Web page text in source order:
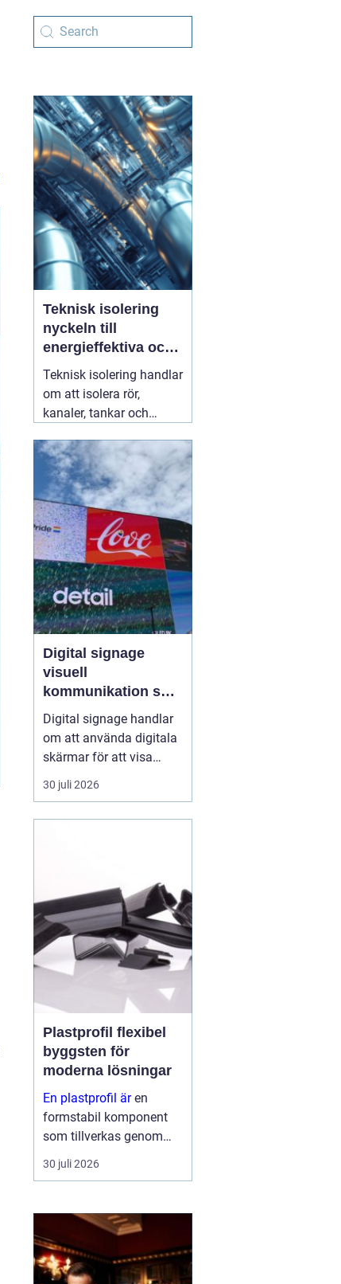
Teknisk isolering
nyckeln till
energieffektiva och
säkra installationer
Teknisk isolering handlar
om att isolera rör,
kanaler, tankar och
byggnader och
industrier. Syftet är att
spara energi, skapa
jämnare inomhusklimat
och öka säkerheten. När
företag arbetar
strukturerat07 augusti
2026
Digital signage
visuell
kommunikation som
fångar blicken
Digital signage handlar
om att använda digitala
skärmar för att visa
rörlig bild, text och grafik
på ett sätt som
offentliga platser
ersätter digitala skärmar
allt oftare...
30 juli 2026
Plastprofil flexibel
byggsten för
moderna lösningar
En plastprofil ären
formstabil komponent
som tillverkas genom
extrudering av plast, ofta
i långa längder och med
geometri. Profilerna
används som tätningar,
lister, s...
30 juli 2026